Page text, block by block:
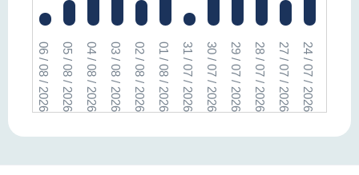
24 / 07 / 2026
27 / 07 / 2026
28 / 07 / 2026
29 / 07 / 2026
30 / 07 / 2026
31 / 07 / 2026
01 / 08 / 2026
02 / 08 / 2026
03 / 08 / 2026
04 / 08 / 2026
05 / 08 / 2026
06 / 08 / 2026